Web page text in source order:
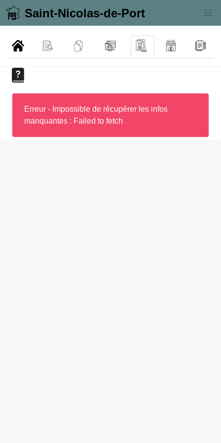
Saint-Nicolas-de-Port
Erreur - Impossible de récupérer les infos
manquantes : Failed to fetch